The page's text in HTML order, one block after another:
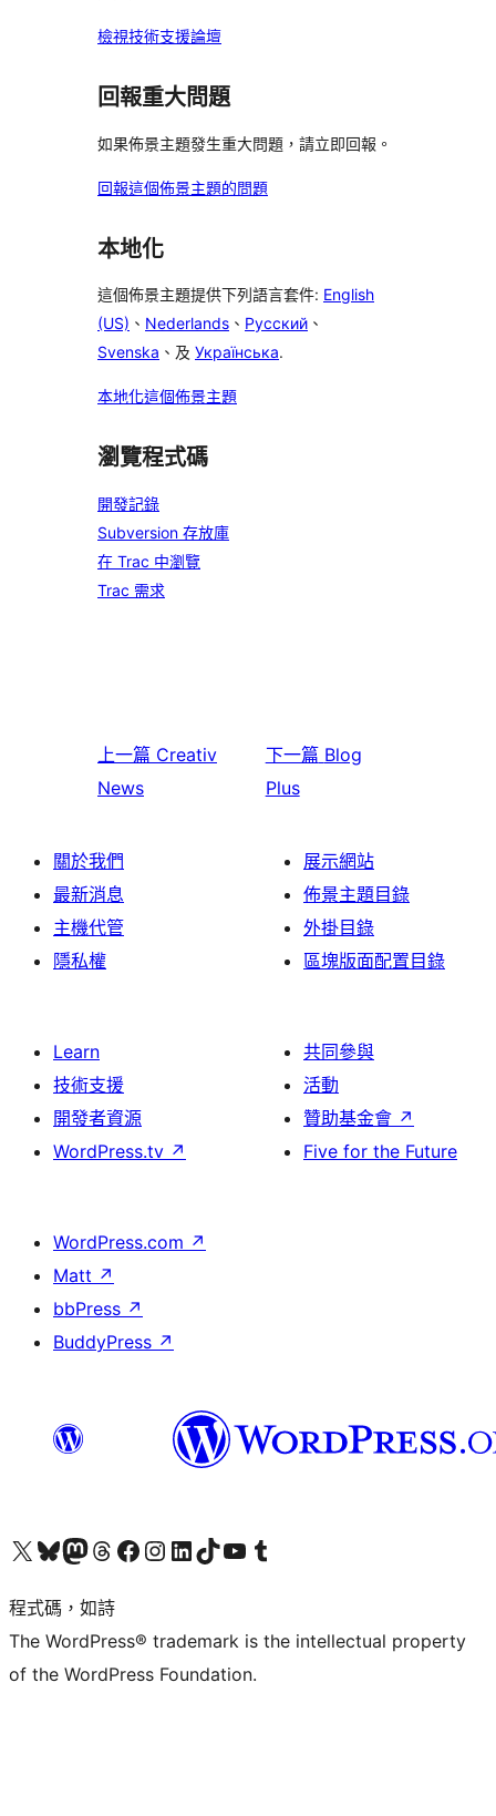
檢視技術支援論壇
回報重大問題
如果佈景主題發生重大問題，請立即回報。
回報這個佈景主題的問題
本地化
這個佈景主題提供下列語言套件: English
(US) 、 Nederlands 、 Русский 、
Svenska 、及 Українська.
本地化這個佈景主題
瀏覽程式碼
開發記錄
Subversion 存放庫
在 Trac 中瀏覽
Trac 需求
上一篇 Creativ
News
下一篇 Blog
Plus
關於我們
最新消息
主機代管
隱私權
展示網站
佈景主題目錄
外掛目錄
區塊版面配置目錄
Learn
技術支援
開發者資源
WordPress.tv ↗
共同參與
活動
贊助基金會 ↗
Five for the Future
WordPress.com ↗
Matt ↗
bbPress ↗
BuddyPress ↗
查看我們的 X (之前的 Twitter) 帳號造訪我們的 Bluesky 帳號造訪我們的 Mastodon 帳號造訪我們的 Threads 帳號 造訪我們的 Facebook 粉絲專頁Visit our Instagram account
Visit our LinkedIn account
造訪我們的 TikTok 帳號Visit our YouTube channel
造訪我們的 Tumblr 帳號
程式碼，如詩
The WordPress® trademark is the intellectual property
of the WordPress Foundation.